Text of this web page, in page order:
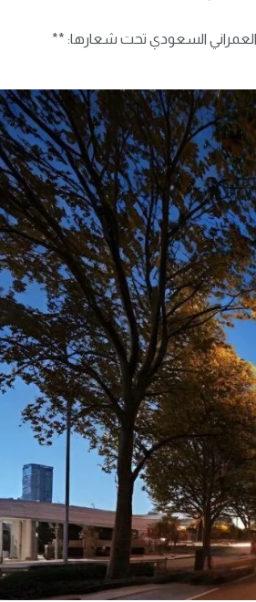
السعودي تحت شعارها: **